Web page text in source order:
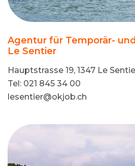
Agentur für Temporär-
Le Sentier
Hauptstrasse 19, 1347 Le
Tel: 021 845 34 00
lesentier@okjob.ch